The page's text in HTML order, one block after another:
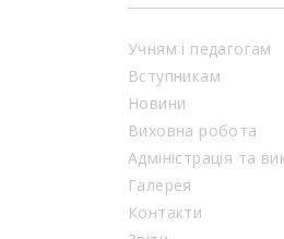
Учням і педагогам
Вступникам
Новини
Виховна робота
Адміністрація та
Галерея
Контакти